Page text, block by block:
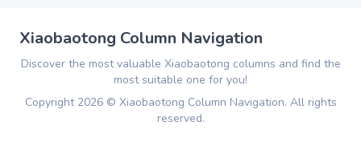
Xiaobaotong Column Navigation
Discover the most valuable Xiaobaotong columns and find the
most suitable one for you!
Copyright 2026© Xiaobaotong Column Navigation. All rights
reserved.